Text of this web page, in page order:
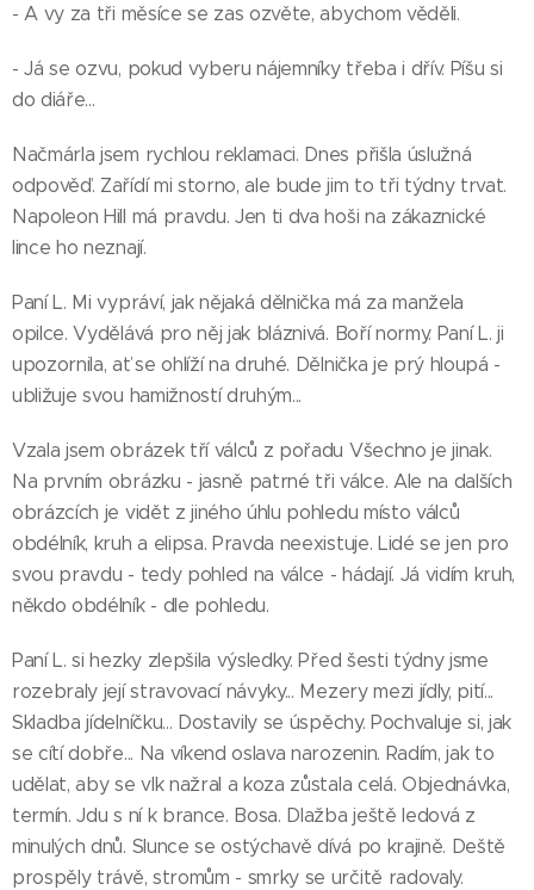
- A vy za tři měsíce se zas ozvěte, abychom věděli.
- Já se ozvu, pokud vyberu nájemníky třeba i dřív. Píšu si
do diáře...
Načmárla jsem rychlou reklamaci. Dnes přišla úslužná
odpověď. Zařídí mi storno, ale bude jim to tři týdny trvat.
Napoleon Hill má pravdu. Jen ti dva hoši na zákaznické
lince ho neznají.
Paní L. Mi vypráví, jak nějaká dělnička má za manžela
opilce. Vydělává pro něj jak bláznivá. Boří normy. Paní L. ji
upozornila, ať se ohlíží na druhé. Dělnička je prý hloupá -
ubližuje svou hamižností druhým...
Vzala jsem obrázek tří válců z pořadu Všechno je jinak.
Na prvním obrázku - jasně patrné tři válce. Ale na dalších
obrázcích je vidět z jiného úhlu pohledu místo válců
obdélník, kruh a elipsa. Pravda neexistuje. Lidé se jen pro
svou pravdu - tedy pohled na válce - hádají. Já vidím kruh,
někdo obdélník - dle pohledu.
Paní L. si hezky zlepšila výsledky. Před šesti týdny jsme
rozebraly její stravovací návyky... Mezery mezi jídly, pití...
Skladba jídelníčku... Dostavily se úspěchy. Pochvaluje si, jak
se cítí dobře... Na víkend oslava narozenin. Radím, jak to
udělat, aby se vlk nažral a koza zůstala celá. Objednávka,
termín. Jdu s ní k brance. Bosa. Dlažba ještě ledová z
minulých dnů. Slunce se ostýchavě dívá po krajině. Deště
prospěly trávě, stromům - smrky se určitě radovaly.